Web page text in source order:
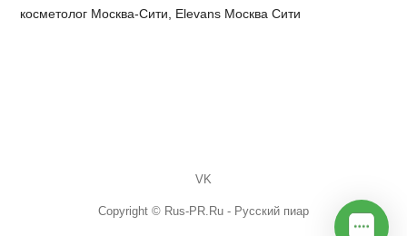
косметолог Москва-Сити, Elevans Москва Сити
VK
Copyright © Rus-PR.Ru - Русский пиар